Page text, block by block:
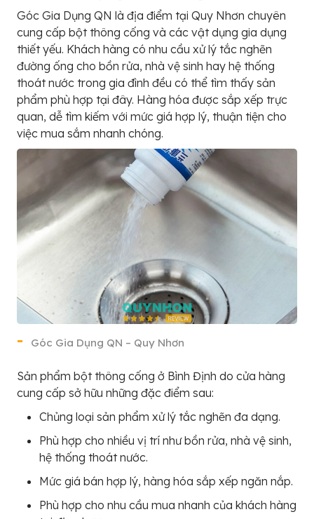
Góc Gia Dụng QN là địa điểm tại Quy Nhơn chuyên
cung cấp bột thông cống và các vật dụng gia dụng
thiết yếu. Khách hàng có nhu cầu xử lý tắc nghẽn
đường ống cho bồn rửa, nhà vệ sinh hay hệ thống
thoát nước trong gia đình đều có thể tìm thấy sản
phẩm phù hợp tại đây. Hàng hóa được sắp xếp trực
quan, dễ tìm kiếm với mức giá hợp lý, thuận tiện cho
việc mua sắm nhanh chóng.
Góc Gia Dụng QN – Quy Nhơn
Sản phẩm bột thông cống ở Bình Định do cửa hàng
cung cấp sở hữu những đặc điểm sau:
Chủng loại sản phẩm xử lý tắc nghẽn đa dạng.
Phù hợp cho nhiều vị trí như bồn rửa, nhà vệ sinh,
hệ thống thoát nước.
Mức giá bán hợp lý, hàng hóa sắp xếp ngăn nắp.
Phù hợp cho nhu cầu mua nhanh của khách hàng